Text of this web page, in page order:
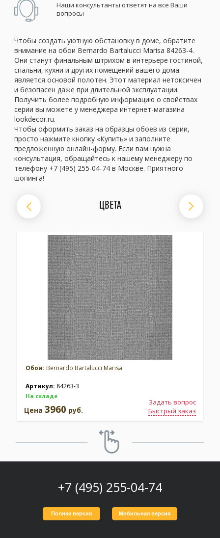
Наши консультанты ответят на все Ваши
вопросы
Чтобы создать уютную обстановку в доме, обратите
внимание на обои Bernardo Bartalucci Marisa 84263-4.
Они станут финальным штрихом в интерьере гостиной,
спальни, кухни и других помещений вашего дома.
является основой полотен. Этот материал нетоксичен
и безопасен даже при длительной эксплуатации.
Получить более подробную информацию о свойствах
серии вы можете у менеджера интернет-магазина
lookdecor.ru.
Чтобы оформить заказ на образцы обоев из серии,
просто нажмите кнопку «Купить» и заполните
предложенную онлайн-форму. Если вам нужна
консультация, обращайтесь к нашему менеджеру по
телефону +7 (495) 255-04-74 в Москве. Приятного
шопинга!
ЦВЕТА
Обои: Bernardo Bartalucci Marisa
Артикул: 84263-3
На складе
Задать вопрос
Быстрый заказ
Цена 3960 руб.
+7 (495) 255-04-74
Полная версия Мобильная версия